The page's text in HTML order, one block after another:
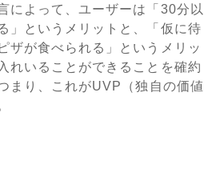
によって、ユーザーは「30分以
」というメリットと、「仮に待
ザが食べられる」というメリッ
れいることができることを確約
まり、これがUVP（独自の価値